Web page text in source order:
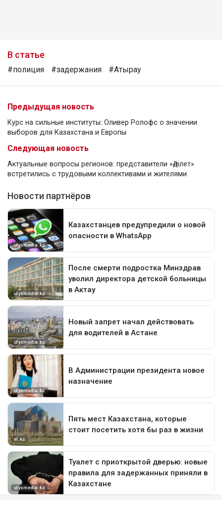
В статье
#полиция #задержания #Атырау
Предыдущая новость
Курс на сильные институты: Оливер Ролофс о значении
выборов для Казахстана и Европы
Следующая новость
Актуальные вопросы регионов: представители «Әділет»
встретились с трудовыми коллективами и жителями